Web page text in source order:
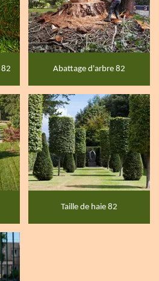
82 Abattage d'arbre 82
Taille de haie 82